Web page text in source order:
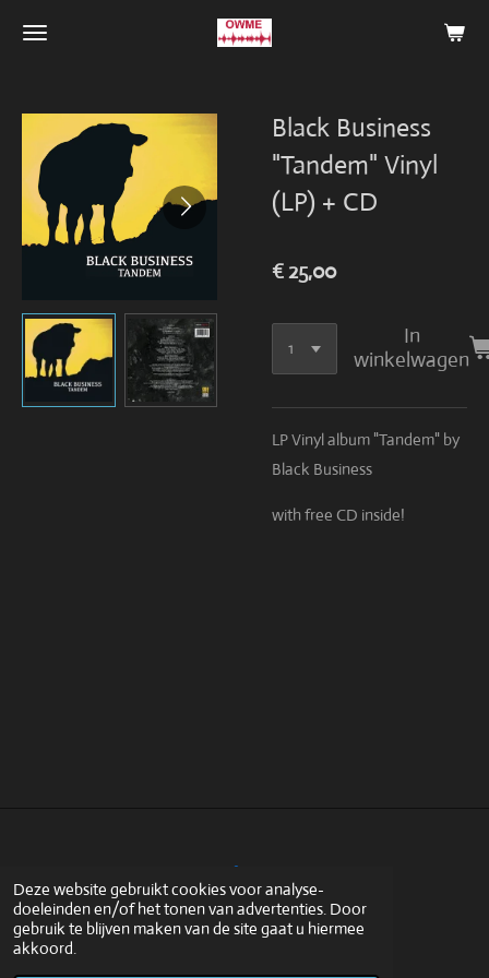
Deze website gebruikt cookies voor analyse-
doeleinden en/of het tonen van advertenties. Door
gebruik te blijven maken van de site gaat u hiermee
akkoord.
Ga
de
hoofdinhoud
Black Business
"Tandem" Vinyl
(LP) + CD
€ 25,00
In
winkelwagen
LP Vinyl album "Tandem" by
Black Business
with free CD inside!
Y
o
u
L
i
n
W
h
a
© 2022 - 2026 www.owme.nl
Powered by